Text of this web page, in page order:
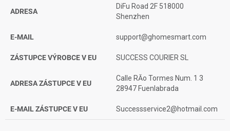
ADRESA
DiFu Road 2F 518000
Shenzhen
E-MAIL support@ghomesmart.com
ZÁSTUPCE VÝROBCE V EU SUCCESS COURIER SL
ADRESA ZÁSTUPCE V EU
Calle RĂ­o Tormes Num. 1 3
28947 Fuenlabrada
E-MAIL ZÁSTUPCE V EU Successservice2@hotmail.com